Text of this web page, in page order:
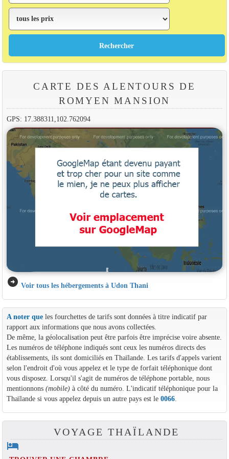
CARTE DES ALENTOURS DE
ROMYEN MANSION
GPS: 17.388311,102.762094
arrow_circle_right Voir tous les hébergements à Udon Thani
A noter queles fourchettes de tarifs sont données à titre indicatif par
rapport aux informations que nous avons collectées.
De même, la géolocalisation peut être parfois être imprécise voire absente.
Les numéros de téléphone indiqués sont ceux les numéros directs des
établissements, ils sont domiciliés en Thaïlande. Les tarifs d'appels varient
selon l'endroit d'où vous appelez et le type de forfait téléphonique dont
vous disposez. Lorsqu'il s'agit de numéros de téléphone portable, nous
mentionnons (mobile)à côté du numéro. L'indicatif téléphonique pour la
Thaïlande si vous appelez depuis un autre pays est le 0066.
VOYAGE THAÏLANDE
hotel